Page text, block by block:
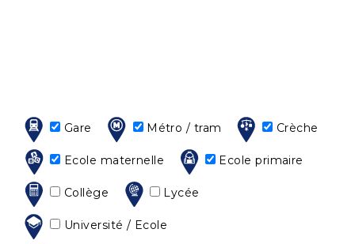
Gare Métro / tram Crèche
Ecole maternelle Ecole primaire
Collège Lycée
Université / Ecole